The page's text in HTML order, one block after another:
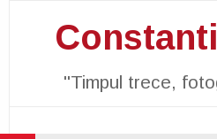
"Timpul trece,